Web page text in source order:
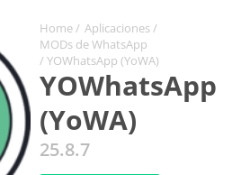
Home/ Aplicaciones/
MODs de WhatsApp
/ YOWhatsApp (YoWA)
YOWhatsApp
(YoWA)
25.8.7